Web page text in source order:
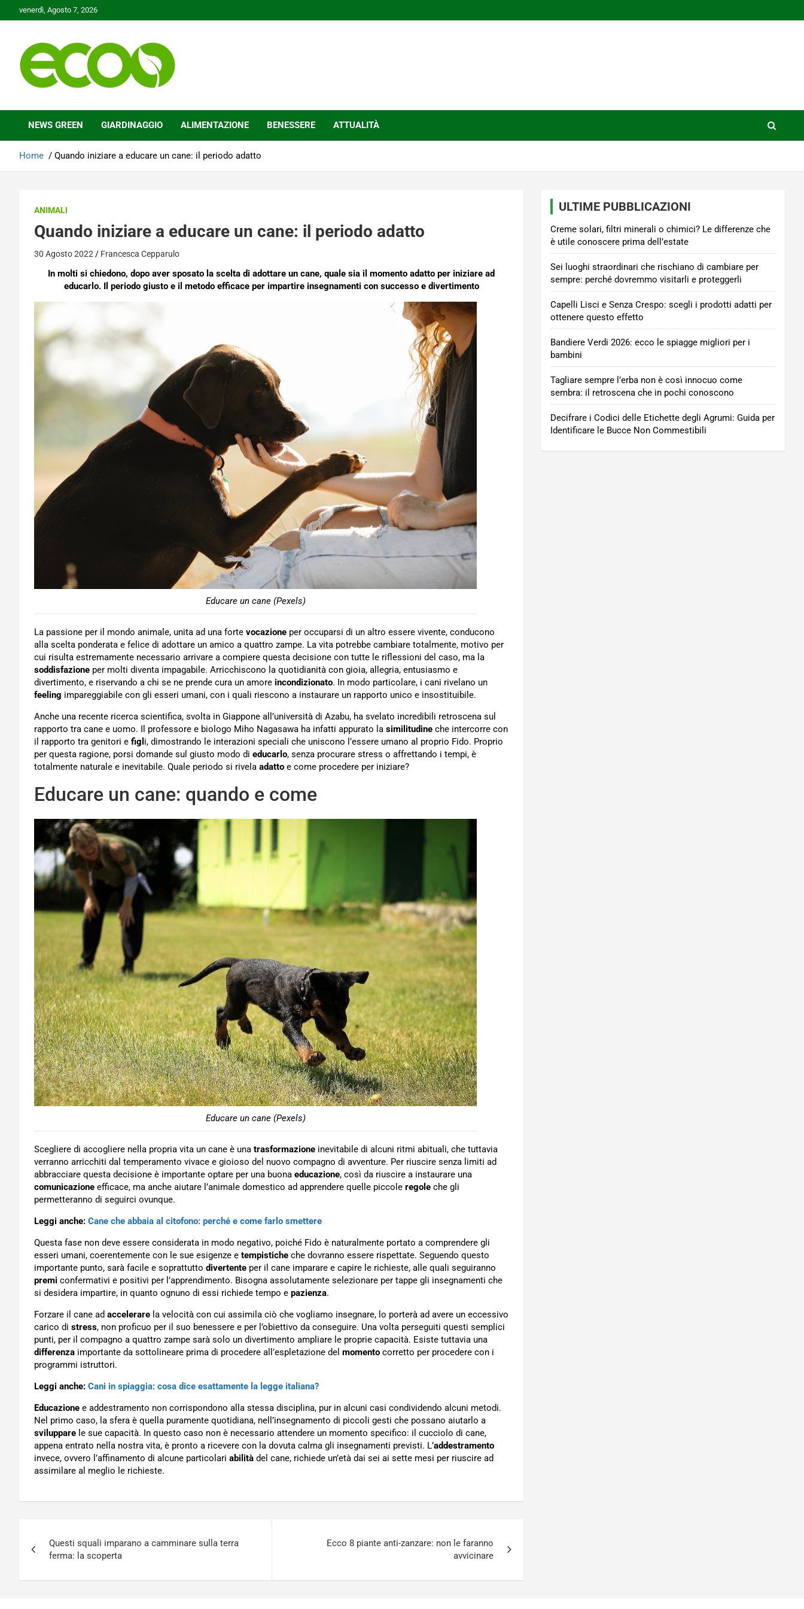
to
venerdì, Agosto 7, 2026
Ecoo.it
NEWS GREEN GIARDINAGGIO ALIMENTAZIONE BENESSERE ATTUALITÀ
Home Quando iniziare a educare un cane: il periodo adatto
ANIMALI
Quando iniziare a educare un cane: il periodo adatto
30 Agosto 2022 Francesca Cepparulo
In molti si chiedono, dopo aver sposato la scelta di adottare un cane, quale sia il momento adatto per iniziare ad
educarlo. Il periodo giusto e il metodo efficace per impartire insegnamenti con successo e divertimento
Educare un cane (Pexels)
La passione per il mondo animale, unita ad una forte vocazione per occuparsi di un altro essere vivente, conducono
alla scelta ponderata e felice di adottare un amico a quattro zampe. La vita potrebbe cambiare totalmente, motivo per
cui risulta estremamente necessario arrivare a compiere questa decisione con tutte le riflessioni del caso, ma la
soddisfazione per molti diventa impagabile. Arricchiscono la quotidianità con gioia, allegria, entusiasmo e
divertimento, e riservando a chi se ne prende cura un amore incondizionato. In modo particolare, i cani rivelano un
feeling impareggiabile con gli esseri umani, con i quali riescono a instaurare un rapporto unico e insostituibile.
Anche una recente ricerca scientifica, svolta in Giappone all’università di Azabu, ha svelato incredibili retroscena sul
rapporto tra cane e uomo. Il professore e biologo Miho Nagasawa ha infatti appurato la similitudine che intercorre con
il rapporto tra genitori e figl i, dimostrando le interazioni speciali che uniscono l’essere umano al proprio Fido. Proprio
per questa ragione, porsi domande sul giusto modo di educarlo, senza procurare stress o affrettando i tempi, è
totalmente naturale e inevitabile. Quale periodo si rivela adatto e come procedere per iniziare?
Educare un cane: quando e come
Educare un cane (Pexels)
Scegliere di accogliere nella propria vita un cane è una trasformazione inevitabile di alcuni ritmi abituali, che tuttavia
verranno arricchiti dal temperamento vivace e gioioso del nuovo compagno di avventure. Per riuscire senza limiti ad
abbracciare questa decisione è importante optare per una buona educazione, così da riuscire a instaurare una
comunicazione efficace, ma anche aiutare l’animale domestico ad apprendere quelle piccole regole che gli
permetteranno di seguirci ovunque.
Leggi anche: Cane che abbaia al citofono: perché e come farlo smettere
Questa fase non deve essere considerata in modo negativo, poiché Fido è naturalmente portato a comprendere gli
esseri umani, coerentemente con le sue esigenze e tempistiche che dovranno essere rispettate. Seguendo questo
importante punto, sarà facile e soprattutto divertente per il cane imparare e capire le richieste, alle quali seguiranno
premi confermativi e positivi per l’apprendimento. Bisogna assolutamente selezionare per tappe gli insegnamenti che
si desidera impartire, in quanto ognuno di essi richiede tempo e pazienza.
Forzare il cane ad accelerare la velocità con cui assimila ciò che vogliamo insegnare, lo porterà ad avere un eccessivo
carico di stress, non proficuo per il suo benessere e per l’obiettivo da conseguire. Una volta perseguiti questi semplici
punti, per il compagno a quattro zampe sarà solo un divertimento ampliare le proprie capacità. Esiste tuttavia una
differenza importante da sottolineare prima di procedere all’espletazione del momento corretto per procedere con i
programmi istruttori.
Leggi anche: Cani in spiaggia: cosa dice esattamente la legge italiana?
Educazione e addestramento non corrispondono alla stessa disciplina, pur in alcuni casi condividendo alcuni metodi.
Nel primo caso, la sfera è quella puramente quotidiana, nell’insegnamento di piccoli gesti che possano aiutarlo a
sviluppare le sue capacità. In questo caso non è necessario attendere un momento specifico: il cucciolo di cane,
appena entrato nella nostra vita, è pronto a ricevere con la dovuta calma gli insegnamenti previsti. L’addestramento
invece, ovvero l’affinamento di alcune particolari abilità del cane, richiede un’età dai sei ai sette mesi per riuscire ad
assimilare al meglio le richieste.
articoli
Questi squali imparano a camminare sulla terra
ferma: la scoperta
Ecco 8 piante anti-zanzare: non le faranno
avvicinare
ULTIME PUBBLICAZIONI
Creme solari, filtri minerali o chimici? Le differenze che
è utile conoscere prima dell’estate
Sei luoghi straordinari che rischiano di cambiare per
sempre: perché dovremmo visitarli e proteggerli
Capelli Lisci e Senza Crespo: scegli i prodotti adatti per
ottenere questo effetto
Bandiere Verdi 2026: ecco le spiagge migliori per i
bambini
Tagliare sempre l’erba non è così innocuo come
sembra: il retroscena che in pochi conoscono
Decifrare i Codici delle Etichette degli Agrumi: Guida per
Identificare le Bucce Non Commestibili